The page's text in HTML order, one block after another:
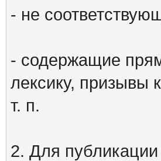
- не
- содержащие
лексику, призывы
т. п.
2. Для